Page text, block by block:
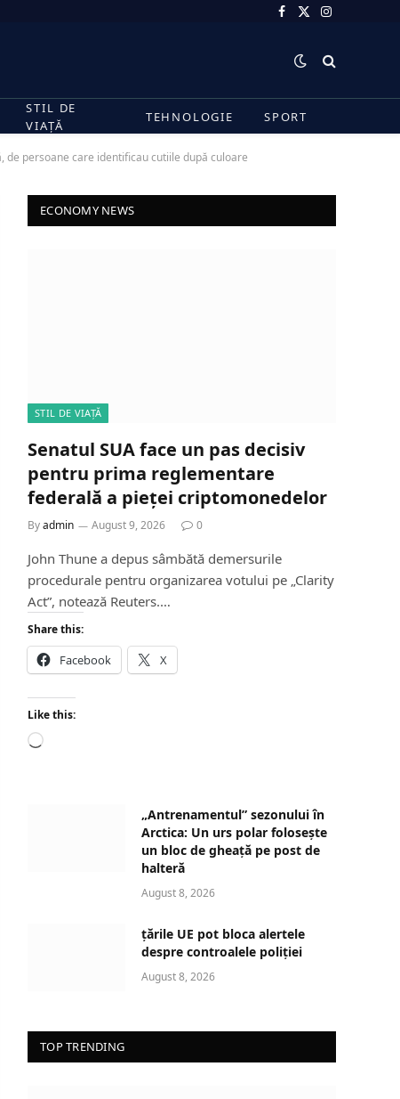
Facebook
X
Instagram
STIL DE
VIAȚĂ
TEHNOLOGIE SPORT
persoane care identificau cutiile după culoare
ECONOMY NEWS
STIL DE VIAȚĂ
Senatul SUA face un pas decisiv
pentru prima reglementare
federală a pieței criptomonedelor
Byadmin August 9, 2026 0
John Thune a depus sâmbătă demersurile
procedurale pentru organizarea votului pe „Clarity
Act”, notează Reuters.…
Share this:
Facebook X
Like this:
L
„Antrenamentul” sezonului în
Arctica: Un urs polar folosește
un bloc de gheață pe post de
halteră
August 8, 2026
țările UE pot bloca alertele
despre controalele poliției
August 8, 2026
TOP TRENDING